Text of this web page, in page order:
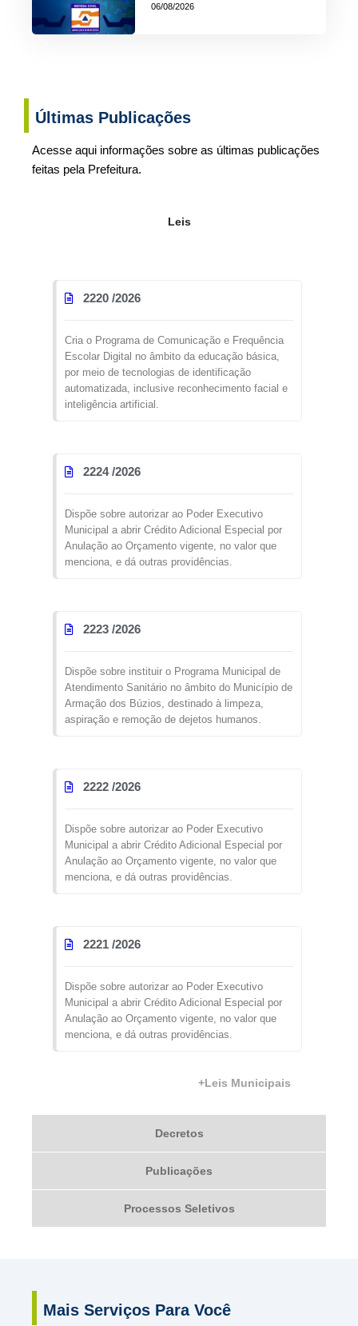
06/08/2026
Últimas Publicações
Acesse aqui informações sobre as últimas publicações
feitas pela Prefeitura.
Leis
Decretos
Publicações
Processos Seletivos
2220 /2026
Cria o Programa de Comunicação e Frequência
Escolar Digital no âmbito da educação básica,
por meio de tecnologias de identificação
automatizada, inclusive reconhecimento facial e
inteligência artificial.
2224 /2026
Dispõe sobre autorizar ao Poder Executivo
Municipal a abrir Crédito Adicional Especial por
Anulação ao Orçamento vigente, no valor que
menciona, e dá outras providências.
2223 /2026
Dispõe sobre instituir o Programa Municipal de
Atendimento Sanitário no âmbito do Município de
Armação dos Búzios, destinado à limpeza,
aspiração e remoção de dejetos humanos.
2222 /2026
Dispõe sobre autorizar ao Poder Executivo
Municipal a abrir Crédito Adicional Especial por
Anulação ao Orçamento vigente, no valor que
menciona, e dá outras providências.
2221 /2026
Dispõe sobre autorizar ao Poder Executivo
Municipal a abrir Crédito Adicional Especial por
Anulação ao Orçamento vigente, no valor que
menciona, e dá outras providências.
+Leis Municipais
Mais Serviços Para Você